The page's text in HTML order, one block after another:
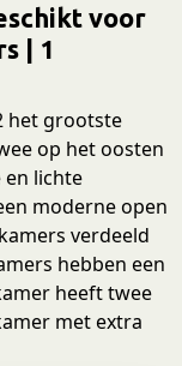
voor
| 1
het grootste
op het oosten
en lichte
moderne open
verdeeld
hebben een
heeft twee
met extra